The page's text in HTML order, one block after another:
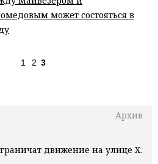
Архив
движение на улице Х.
может состояться в
1 2 3